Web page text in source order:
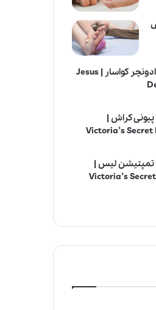
عطر ادکلن جسوس دل پوزو ادونچر کواسار | Jesus
کراش |
Victoria’s
تمپتیشن لیس |
Victoria’s